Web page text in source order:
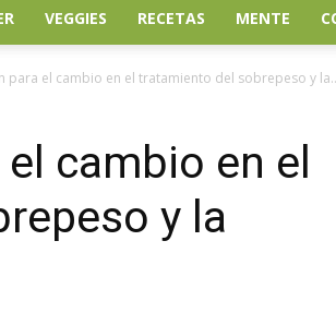
VEGGIES RECETAS MENTE
para el cambio en el tratamiento del sobrepeso y
cambio en el
y la